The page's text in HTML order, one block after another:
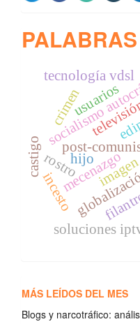
socialismo
post-
mecenazgo
rostro
tecnología vdsl
soluciones
usuarios
hijo
incesto
crimen
castigo
MÁS LEÍDOS DEL MES
Blogs y narcotráfico: